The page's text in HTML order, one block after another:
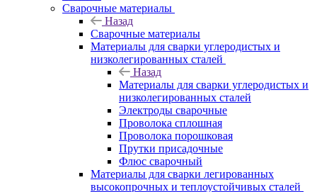
Сварочные материалы
Назад
Сварочные материалы
Материалы для сварки углеродистых и
низколегированных сталей
Назад
Материалы для сварки углеродистых и
низколегированных сталей
Электроды сварочные
Проволока сплошная
Проволока порошковая
Прутки присадочные
Флюс сварочный
Материалы для сварки легированных
высокопрочных и теплоустойчивых сталей